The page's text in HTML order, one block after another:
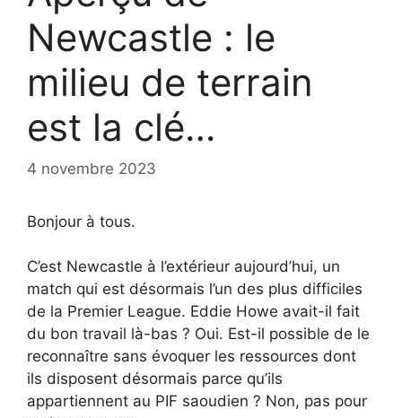
Newcastle : le
milieu de terrain
est la clé…
4 novembre 2023
Bonjour à tous.
C’est Newcastle à l’extérieur aujourd’hui, un
match qui est désormais l’un des plus difficiles
de la Premier League. Eddie Howe avait-il fait
du bon travail là-bas ? Oui. Est-il possible de le
reconnaître sans évoquer les ressources dont
ils disposent désormais parce qu’ils
appartiennent au PIF saoudien ? Non, pas pour